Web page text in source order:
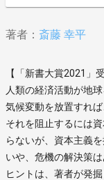
著者： 斎藤 幸平
【「新書大賞2021」
人類の経済活動が地
気候変動を放置すれ
それを阻止するには
らないが、資本主義
いや、危機の解決策は
ヒントは、著者が発